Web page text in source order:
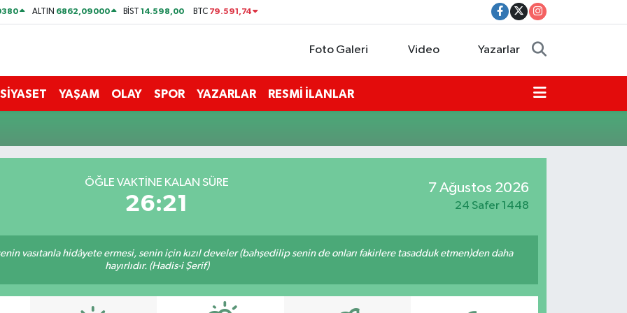
ALTIN 6862,09000 BİST14.598,00 BTC 79.591,74
Foto Galeri Video Yazarlar
SİYASET YAŞAM OLAY SPOR YAZARLAR RESMİ İLANLAR
ÖĞLE VAKTİNE KALAN SÜRE
26:21
7 Ağustos 2026
24 Safer 1448
vasıtanla hidâyete ermesi, senin için kızıl develer (bahşedilip senin de onları fakirlere tasadduk etmen)den daha
hayırlıdır. (Hadis-i Şerif)